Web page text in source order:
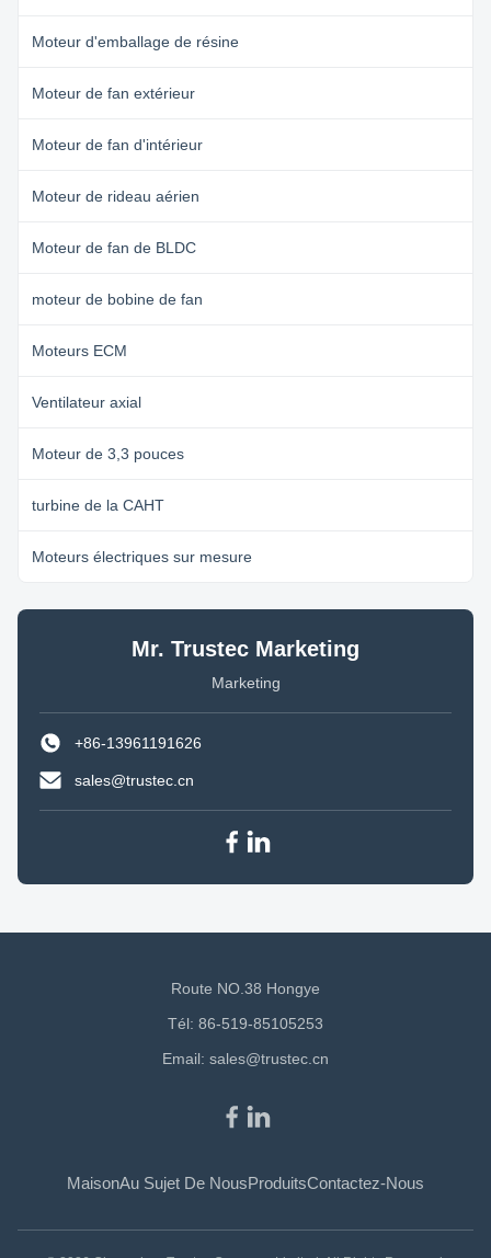
Moteur d'emballage de résine
Moteur de fan extérieur
Moteur de fan d'intérieur
Moteur de rideau aérien
Moteur de fan de BLDC
moteur de bobine de fan
Moteurs ECM
Ventilateur axial
Moteur de 3,3 pouces
turbine de la CAHT
Moteurs électriques sur mesure
Mr. Trustec Marketing
Marketing
+86-13961191626
sales@trustec.cn
Route NO.38 Hongye
Tél: 86-519-85105253
Email: sales@trustec.cn
MaisonAu Sujet De NousProduitsContactez-Nous